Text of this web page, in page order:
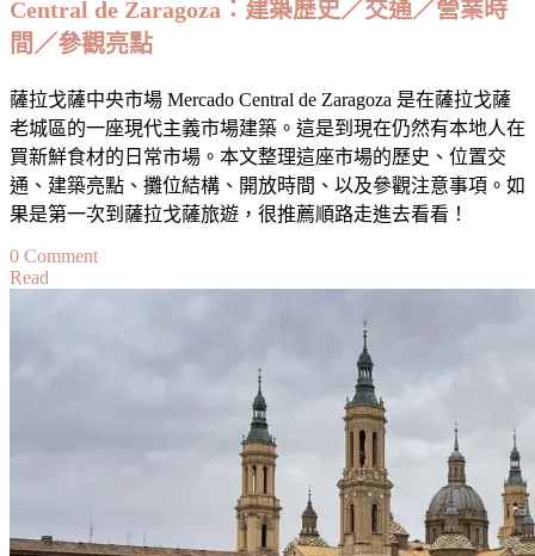
遺
產
阿
爾
罕
布
拉
Central de Zaragoza：建築歷史／交通／營業時
間／參觀亮點
薩拉戈薩中央市場 Mercado Central de Zaragoza 是在薩拉戈薩
老城區的一座現代主義市場建築。這是到現在仍然有本地人在
買新鮮食材的日常市場。本文整理這座市場的歷史、位置交
通、建築亮點、攤位結構、開放時間、以及參觀注意事項。如
果是第一次到薩拉戈薩旅遊，很推薦順路走進去看看！
0 Commenton
薩
Read